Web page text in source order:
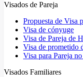
Visados de Pareja
Propuesta de Visa
Visa de cónyuge
Visa de Pareja de
Visa de prometido
Visa para Pareja
Visados Familiares